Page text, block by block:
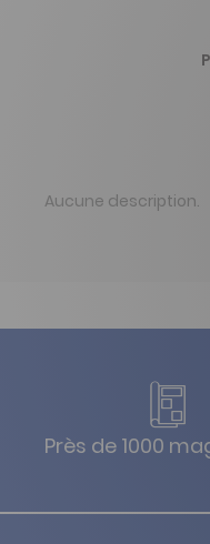
Aucune description.
Près de 1000